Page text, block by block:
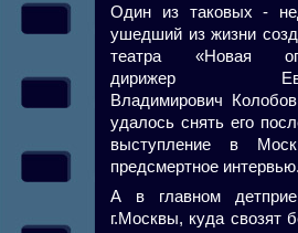
Один из таковых -
ушедший из жизни
театра «Новая
дирижер
Владимирович
удалось снять его
выступление в
предсмертное
А в главном
г.Москвы, куда свозят